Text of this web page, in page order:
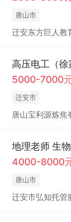
唐山市
迁安东方巨人教
高压电工（徐
5000-7000
迁安市
唐山宝利源炼焦
地理老师 生
4000-8000
唐山市
迁安市弘知托管